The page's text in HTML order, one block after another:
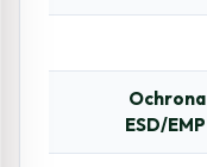
Ochrona
ESD/EMP